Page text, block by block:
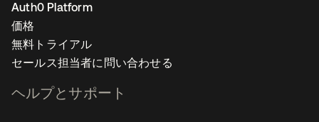
Auth0 Platform
価格
無料トライアル
セールス担当者に問い合わせる
ヘルプとサポート